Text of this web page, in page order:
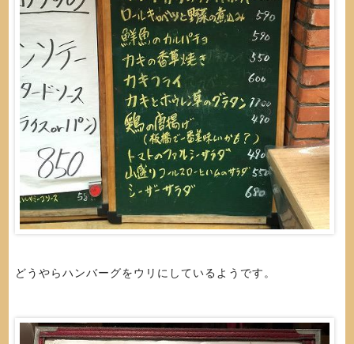
どうやらハンバーグをウリにしているようです。